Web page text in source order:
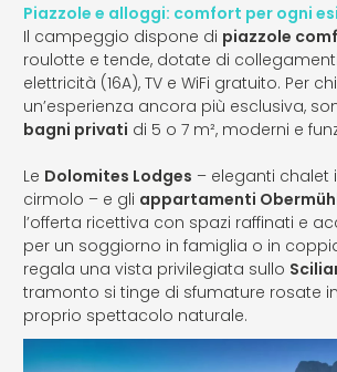
Piazzole e alloggi: comfort per ogni
Il campeggio dispone di piazzole
roulotte e tende, dotate di
elettricità (16A), TV e WiFi gratuito. Per
un’esperienza ancora più esclusiva,
bagni privati di 5 o 7 m², moderni e
Le Dolomites Lodges – eleganti chalet
cirmolo – e gli appartamenti
l’offerta ricettiva con spazi raffinati e
per un soggiorno in famiglia o in
regala una vista privilegiata sullo
tramonto si tinge di sfumature rosate
proprio spettacolo naturale.